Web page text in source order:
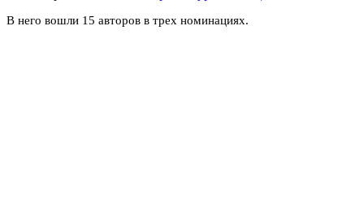
В него вошли 15 авторов в трех номинациях.